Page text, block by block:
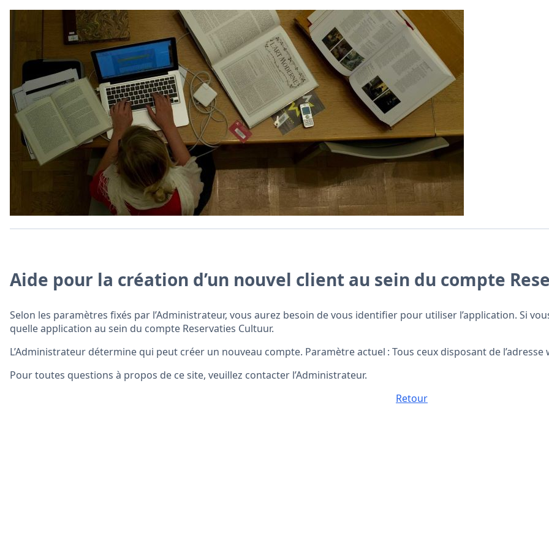
Aide pour la création d’un nouvel client au sein du compte
Selon les paramètres fixés par l’Administrateur, vous aurez besoin de vous identifier pour utiliser l’application. Si
quelle application au sein du compte Reservaties Cultuur.
L’Administrateur détermine qui peut créer un nouveau compte. Paramètre actuel : Tous ceux disposant de
Pour toutes questions à propos de ce site, veuillez contacter l’Administrateur.
Retour